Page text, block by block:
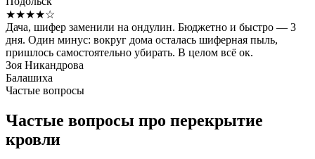
★★★★☆
Дача, шифер заменили на ондулин. Бюджетно и быстро — 3
дня. Один минус: вокруг дома осталась шиферная пыль,
пришлось самостоятельно убирать. В целом всё ок.
Зоя Никандрова
Балашиха
Частые вопросы
Частые вопросы про перекрытие
кровли